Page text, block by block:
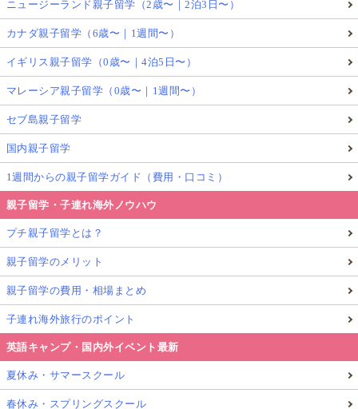
ニュージーランド親子留学（2歳〜｜2泊3日〜）
カナダ親子留学（6歳〜｜1週間〜）
イギリス親子留学（0歳〜｜4泊5日〜）
マレーシア親子留学（0歳〜｜1週間〜）
セブ島親子留学
国内親子留学
1週間からの親子留学ガイド（費用・口コミ）
親子留学・子連れ海外ノウハウ
プチ親子留学とは？
親子留学のメリット
親子留学の費用・相場まとめ
子連れ海外旅行のポイント
英語キャンプ・国内外イベント最新
夏休み・サマースクール
春休み・スプリングスクール